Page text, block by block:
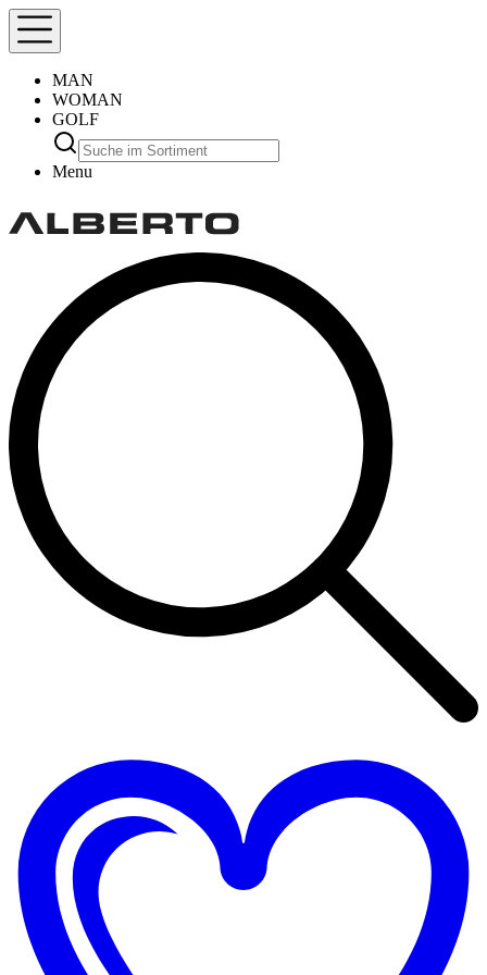
MAN
WOMAN
GOLF
Menu